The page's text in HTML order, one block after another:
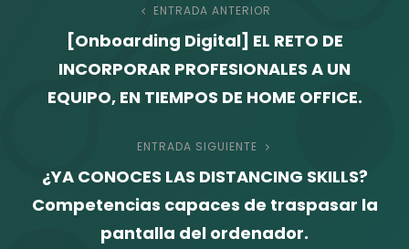
Navegación
de
entradas
Entrada
anterior
ENTRADA ANTERIOR
[Onboarding Digital] EL RETO DE
INCORPORAR PROFESIONALES A UN
EQUIPO, EN TIEMPOS DE HOME OFFICE.
Entrada
siguiente
ENTRADA SIGUIENTE
¿YA CONOCES LAS DISTANCING SKILLS?
Competencias capaces de traspasar la
pantalla del ordenador.